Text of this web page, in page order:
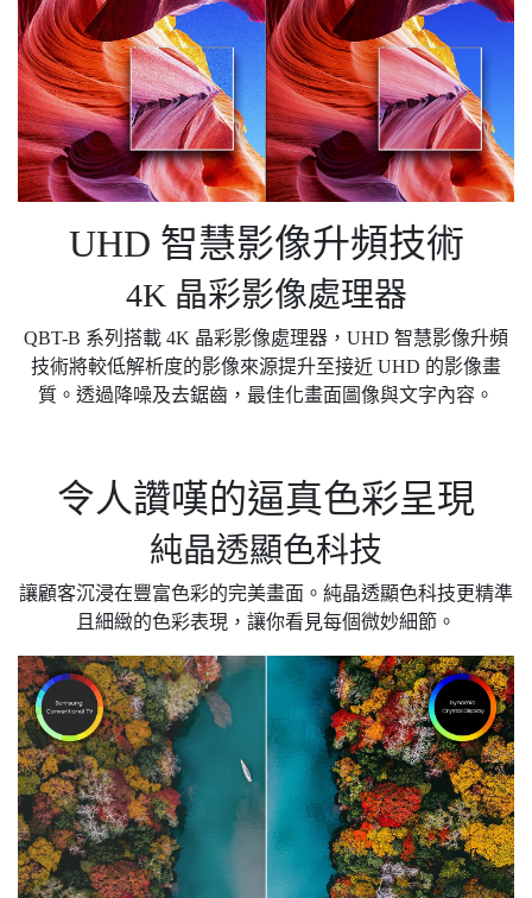
UHD 智慧影像升頻技術
4K 晶彩影像處理器
QBT-B 系列搭載 4K 晶彩影像處理器，UHD 智慧影像升頻
技術將較低解析度的影像來源提升至接近 UHD 的影像畫
質。透過降噪及去鋸齒，最佳化畫面圖像與文字內容。
令人讚嘆的逼真色彩呈現
純晶透顯色科技
讓顧客沉浸在豐富色彩的完美畫面。純晶透顯色科技更精準
且細緻的色彩表現，讓你看見每個微妙細節。